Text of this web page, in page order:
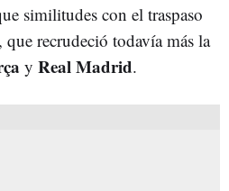
similitudes con el traspaso
que recrudeció todavía más la
y Real Madrid.